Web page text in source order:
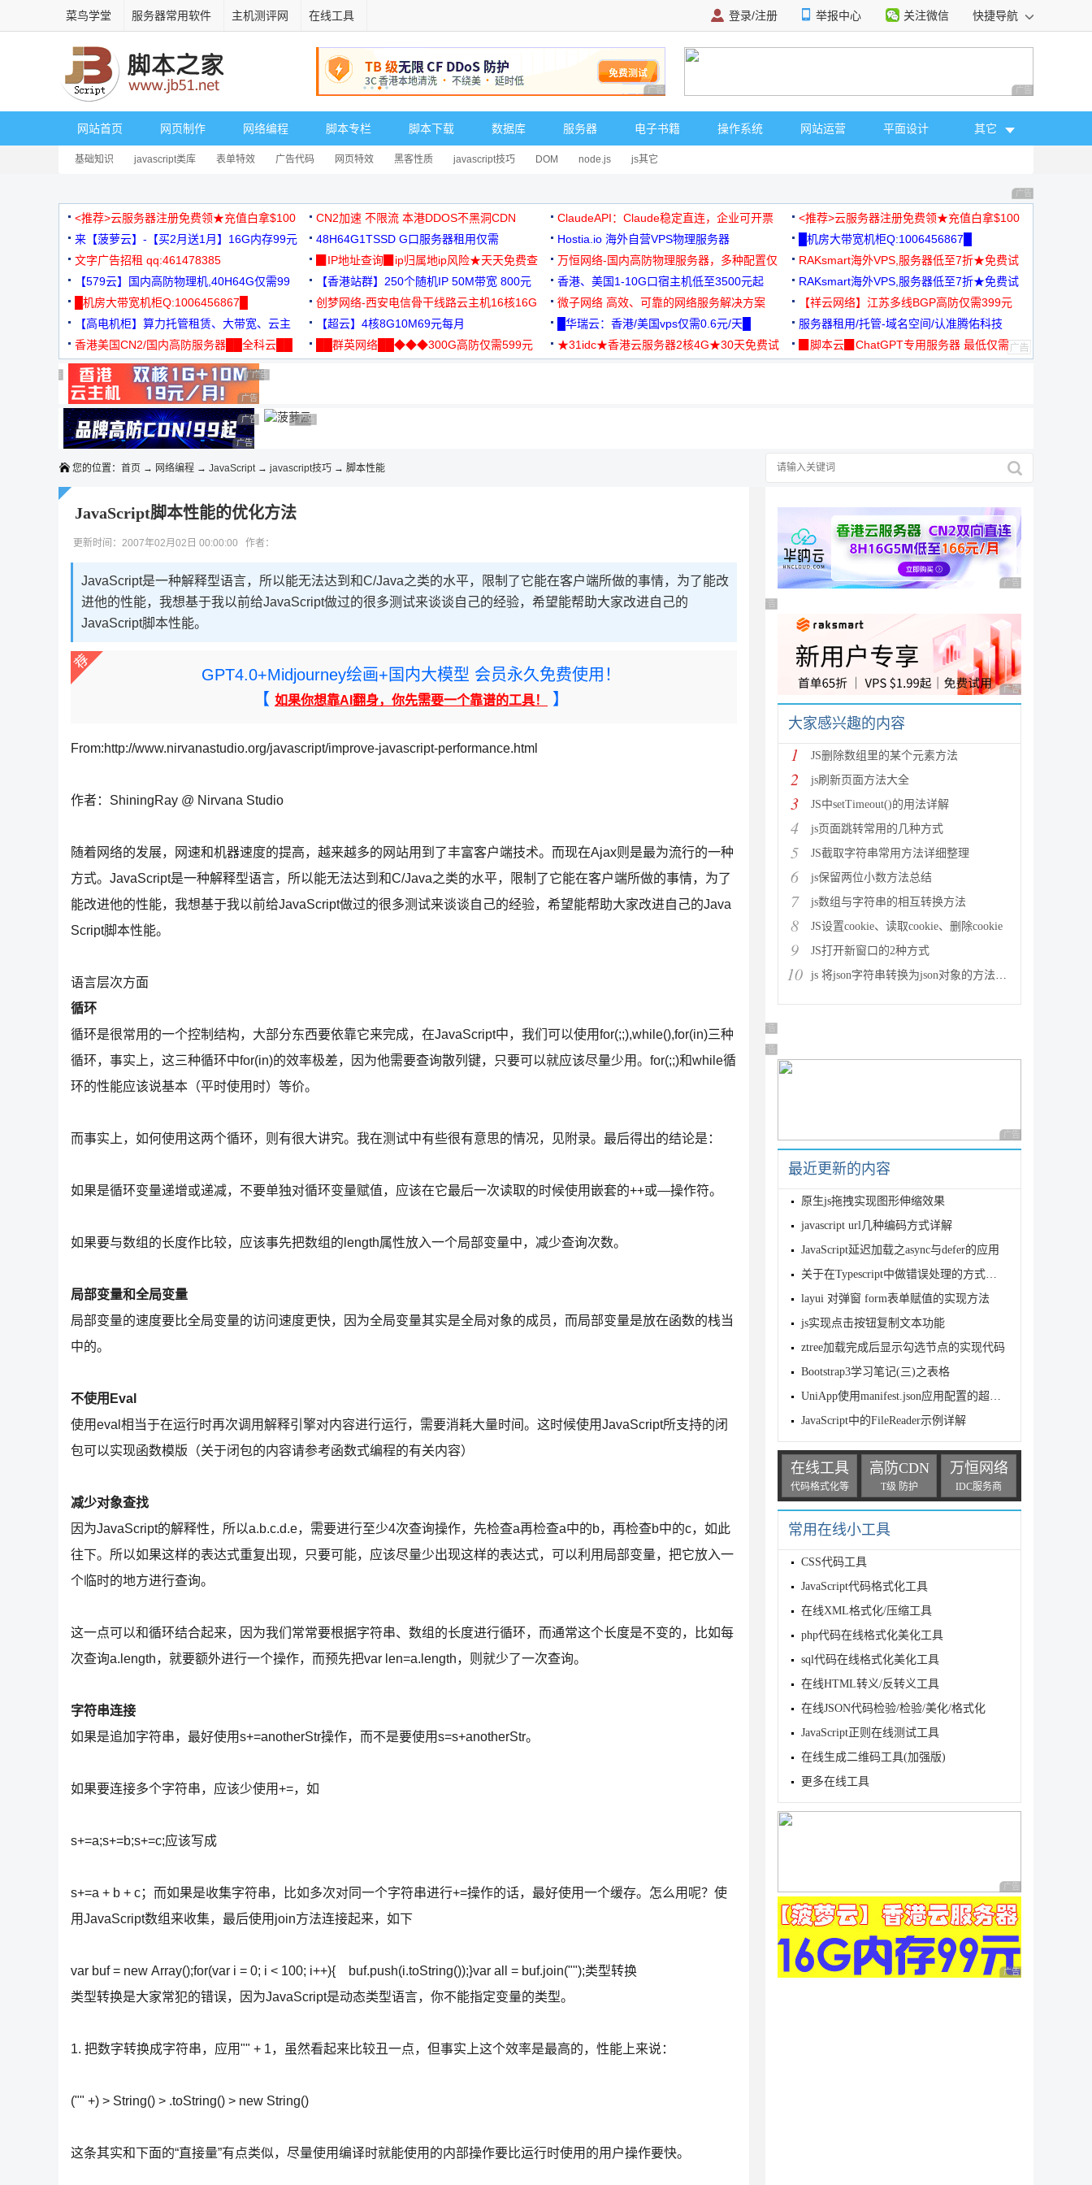
菜鸟学堂 服务器常用软件 主机测评网 在线工具 登录/注册 举报中心 关注微信 快捷导航
广告 商业广告，理性选择 广告 商业广告，理
网站首页 网页制作 网络编程 脚本专栏 脚本下载 数据库 服务器 电子书籍 操作系统 网站运营 平面设计 其它
基础知识 javascript类库 表单特效 广告代码 网页特效 黑客性质 javascript技巧 DOM node.js js其它
广告 商业广告，理
<推荐>云服务器注册免费领★充值白拿$100 CN2加速 不限流 本港DDOS不黑洞CDN ClaudeAPI：Claude稳定直连，企业可开票
<推荐>云服务器注册免费领★充值白拿$100
来【菠萝云】-【买2月送1月】16G内存99元
48H64G1TSSD G口服务器租用仅需
3000+可免费测试
Hostia.io 海外自营VPS物理服务器
█机房大带宽机柜Q:1006456867█
文字广告招租 qq:461478385
▉IP地址查询▉ip归属地ip风险★天天免费查
万恒网络-国内高防物理服务器，多种配置仅
99元/月起
RAKsmart海外VPS,服务器低至7折★免费试
用★
【579云】国内高防物理机,40H64G仅需99
元
【香港站群】250个随机IP 50M带宽 800元 香港、美国1-10G口宿主机低至3500元起
RAKsmart海外VPS,服务器低至7折★免费试
用★
█机房大带宽机柜Q:1006456867█
创梦网络-西安电信骨干线路云主机16核16G
88元/月
微子网络 高效、可靠的网络服务解决方案
【祥云网络】江苏多线BGP高防仅需399元
【高电机柜】算力托管租赁、大带宽、云主
机
【超云】4核8G10M69元每月 █华瑞云：香港/美国vps仅需0.6元/天█
服务器租用/托管-域名空间/认准腾佑科技
香港美国CN2/国内高防服务器██全科云██
██群英网络██◆◆◆300G高防仅需599元
★31idc★香港云服务器2核4G★30天免费试
▉脚本云▉ChatGPT专用服务器 最低仅需
广告 商业广告，理性选择
广告 商业广告，理性选择
广告 商业广告，理性选择
广告 商业广告，理性选择
广告 商业广告，理性选择
广告 商业广告，理性选择
广告 商业广告，理性选择
广告 商业广告，理性选择广告 商业广告，理性选择
广告 商业广告，理性选择
您的位置： 首页 → 网络编程 → JavaScript→ javascript技巧 → 脚本性能
JavaScript脚本性能的优化方法
更新时间：2007年02月02日 00:00:00 作者：
JavaScript是一种解释型语言，所以能无法达到和C/Java之类的水平，限制了它能在客户端所做的事情，为了能改
进他的性能，我想基于我以前给JavaScript做过的很多测试来谈谈自己的经验，希望能帮助大家改进自己的
JavaScript脚本性能。
GPT4.0+Midjourney绘画+国内大模型 会员永久免费使用！
【 如果你想靠AI翻身，你先需要一个靠谱的工具！ 】
From:http://www.nirvanastudio.org/javascript/improve-javascript-performance.html
作者：ShiningRay @ Nirvana Studio
随着网络的发展，网速和机器速度的提高，越来越多的网站用到了丰富客户端技术。而现在Ajax则是最为流行的一种
方式。JavaScript是一种解释型语言，所以能无法达到和C/Java之类的水平，限制了它能在客户端所做的事情，为了
能改进他的性能，我想基于我以前给JavaScript做过的很多测试来谈谈自己的经验，希望能帮助大家改进自己的Java
Script脚本性能。
语言层次方面
循环
循环是很常用的一个控制结构，大部分东西要依靠它来完成，在JavaScript中，我们可以使用for(;;),while(),for(in)三种
循环，事实上，这三种循环中for(in)的效率极差，因为他需要查询散列键，只要可以就应该尽量少用。for(;;)和while循
环的性能应该说基本（平时使用时）等价。
而事实上，如何使用这两个循环，则有很大讲究。我在测试中有些很有意思的情况，见附录。最后得出的结论是：
如果是循环变量递增或递减，不要单独对循环变量赋值，应该在它最后一次读取的时候使用嵌套的++或—操作符。
如果要与数组的长度作比较，应该事先把数组的length属性放入一个局部变量中，减少查询次数。
局部变量和全局变量
局部变量的速度要比全局变量的访问速度更快，因为全局变量其实是全局对象的成员，而局部变量是放在函数的栈当
中的。
不使用Eval
使用eval相当于在运行时再次调用解释引擎对内容进行运行，需要消耗大量时间。这时候使用JavaScript所支持的闭
包可以实现函数模版（关于闭包的内容请参考函数式编程的有关内容）
减少对象查找
因为JavaScript的解释性，所以a.b.c.d.e，需要进行至少4次查询操作，先检查a再检查a中的b，再检查b中的c，如此
往下。所以如果这样的表达式重复出现，只要可能，应该尽量少出现这样的表达式，可以利用局部变量，把它放入一
个临时的地方进行查询。
这一点可以和循环结合起来，因为我们常常要根据字符串、数组的长度进行循环，而通常这个长度是不变的，比如每
次查询a.length，就要额外进行一个操作，而预先把var len=a.length，则就少了一次查询。
字符串连接
如果是追加字符串，最好使用s+=anotherStr操作，而不是要使用s=s+anotherStr。
如果要连接多个字符串，应该少使用+=，如
s+=a;s+=b;s+=c;应该写成
s+=a + b + c；而如果是收集字符串，比如多次对同一个字符串进行+=操作的话，最好使用一个缓存。怎么用呢？使
用JavaScript数组来收集，最后使用join方法连接起来，如下
var buf = new Array();for(var i = 0; i < 100; i++){ buf.push(i.toString());}var all = buf.join("");类型转换
类型转换是大家常犯的错误，因为JavaScript是动态类型语言，你不能指定变量的类型。
1. 把数字转换成字符串，应用"" + 1，虽然看起来比较丑一点，但事实上这个效率是最高的，性能上来说：
("" +) > String() > .toString() > new String()
这条其实和下面的“直接量”有点类似，尽量使用编译时就能使用的内部操作要比运行时使用的用户操作要快。
广告 商业广告，理性
广告 商业广告，理性选择
广告 商业广告，理性
大家感兴趣的内容
1 JS删除数组里的某个元素方法
2 js刷新页面方法大全
3 JS中setTimeout()的用法详解
4 js页面跳转常用的几种方式
5 JS截取字符串常用方法详细整理
6 js保留两位小数方法总结
7 js数组与字符串的相互转换方法
8 JS设置cookie、读取cookie、删除cookie
9 JS打开新窗口的2种方式
10 js 将json字符串转换为json对象的方法解析
广告 商业广告，理性选择
广告 商业广告，理性选择
广告 商业广告，理性
最近更新的内容
原生js拖拽实现图形伸缩效果
javascript url几种编码方式详解
JavaScript延迟加载之async与defer的应用
关于在Typescript中做错误处理的方式详解
layui 对弹窗 form表单赋值的实现方法
js实现点击按钮复制文本功能
ztree加载完成后显示勾选节点的实现代码
Bootstrap3学习笔记(三)之表格
UniApp使用manifest.json应用配置的超详细教学
JavaScript中的FileReader示例详解
在线工具
代码格式化等
高防CDN
T级 防护
万恒网络
IDC服务商
常用在线小工具
CSS代码工具
JavaScript代码格式化工具
在线XML格式化/压缩工具
php代码在线格式化美化工具
sql代码在线格式化美化工具
在线HTML转义/反转义工具
在线JSON代码检验/检验/美化/格式化
JavaScript正则在线测试工具
在线生成二维码工具(加强版)
更多在线工具
广告 商业广告，理性
广告 商业广告，理性